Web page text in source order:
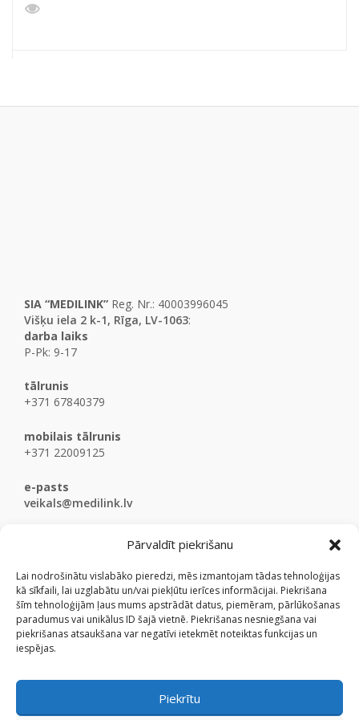
Pārvaldīt piekrišanu
Lai nodrošinātu vislabāko pieredzi, mēs izmantojam tādas tehnoloģijas
kā sīkfaili, lai uzglabātu un/vai piekļūtu ierīces informācijai. Piekrišana
šīm tehnoloģijām ļaus mums apstrādāt datus, piemēram, pārlūkošanas
paradumus vai unikālus ID šajā vietnē. Piekrišanas nesniegšana vai
piekrišanas atsaukšana var negatīvi ietekmēt noteiktas funkcijas un
iespējas.
Piekrītu
SIA “MEDILINK” Reg. Nr.: 40003996045
Višķu iela 2 k-1, Rīga, LV-1063:
darba laiks
P-Pk: 9-17
tālrunis
+371 67840379
mobilais tālrunis
+371 22009125
e-pasts
veikals@medilink.lv